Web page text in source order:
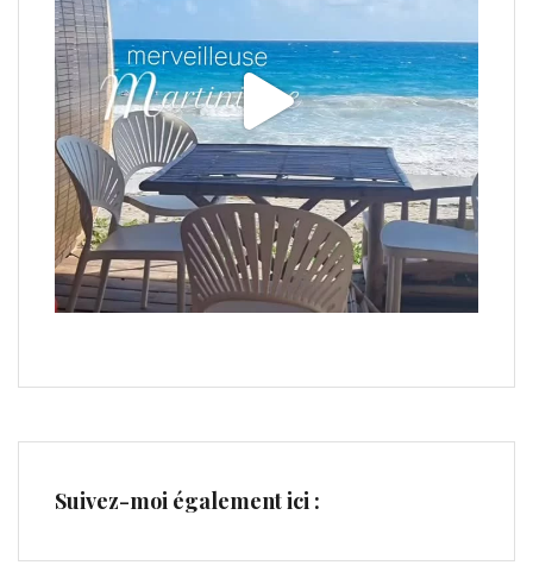
Suivez-moi également ici :